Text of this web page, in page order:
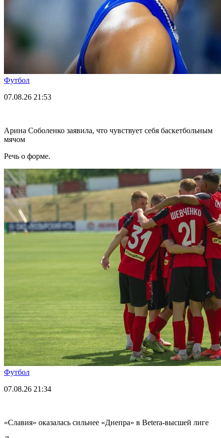
Футбол
07.08.26 21:53
Арина Соболенко заявила, что чувствует себя баскетбольным
мячом
Речь о форме.
Футбол
07.08.26 21:34
«Славия» оказалась сильнее «Днепра» в Betera-высшей лиге